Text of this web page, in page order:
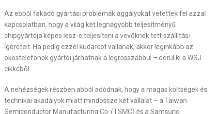
Az ebből fakadó gyártási problémák aggályokat vetettek fel azzal
kapcsolatban, hogy a világ két legnagyobb teljesítményű
chipgyártója képes lesz-e teljesíteni a vevőknek tett szállítási
ígéreteit. Ha pedig ezzel kudarcot vallanak, akkor leginkább az
okostelefonok gyártói járhatnak a legrosszabbul – derül ki a WSJ
cikkéből.
A nehézségek részben abból adódnak, hogy a magas költségek és
technikai akadályok miatt mindössze két vállalat – a Taiwan
Semiconductor Manufacturing Co. (TSMC) és a Samsung